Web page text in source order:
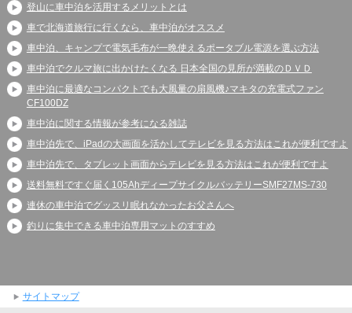
登山に車中泊を活用するメリットとは
車で北海道旅行に行くなら、車中泊がオススメ
車中泊、キャンプで電気毛布が一晩使えるポータブル電源を選ぶ方法
車中泊でクルマ旅に出かけたくなる 日本全国の見所が満載のＤＶＤ
車中泊に最適なコンパクトでも大風量の扇風機♪マキタの充電式ファン
CF100DZ
車中泊に関する情報が参考になる雑誌
車中泊先で、iPadの大画面を活かしてテレビを見る方法はこれが便利ですよ
車中泊先で、タブレット画面からテレビを見る方法はこれが便利ですよ
送料無料ですぐ届く105AhディープサイクルバッテリーSMF27MS-730
連休の車中泊でグッスリ眠れなかったお父さんへ
釣りに集中できる車中泊専用マットのすすめ
サイトマップ